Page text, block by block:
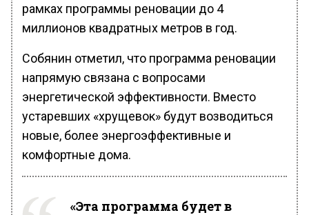
рамках программы реновации до 4
миллионов квадратных метров в год.
Собянин отметил, что программа реновации
напрямую связана с вопросами
энергетической эффективности. Вместо
устаревших «хрущевок» будут возводиться
новые, более энергоэффективные и
комфортные дома.
«Эта программа будет в